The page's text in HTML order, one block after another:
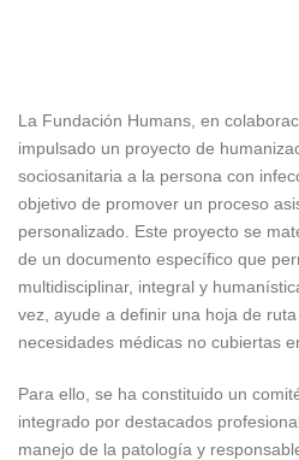
La Fundación Humans, en
impulsado un proyecto de
sociosanitaria a la persona con
objetivo de promover un proceso
personalizado. Este proyecto se
de un documento específico que
multidisciplinar, integral y
vez, ayude a definir una hoja de
necesidades médicas no cubiertas
Para ello, se ha constituido un
integrado por destacados
manejo de la patología y